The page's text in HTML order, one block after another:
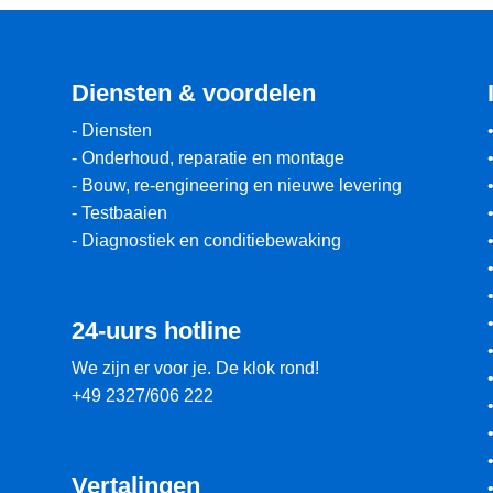
Diensten & voordelen
- Diensten
- Onderhoud, reparatie en montage
- Bouw, re-engineering en nieuwe levering
- Testbaaien
- Diagnostiek en conditiebewaking
24-uurs hotline
We zijn er voor je. De klok rond!
+49 2327/606 222
Vertalingen